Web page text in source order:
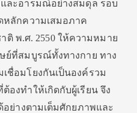
ละอารมณ์อย่างสมดุล รอบ
หลักความเสมอภาค
ติ พ.ศ. 2550 ให้ความหมาย
ย์ที่สมบูรณ์ทั้งทางกาย ทาง
ชื่อมโยงกันเป็นองค์รวม
องทำให้เกิดกับผู้เรียน จึง
อย่างตามเต็มศักยภาพและ